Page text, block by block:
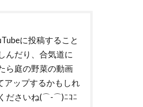
に投稿すること
んだり、合気道に
ら庭の野菜の動画
アップするかもしれ
ださいね(⌒-⌒)ﾆｺﾆ